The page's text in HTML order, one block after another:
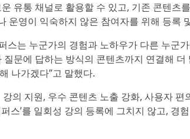
유통 채널로 활용할 수 있고, 기존 콘텐츠
운영이 익숙하지 않은 참여자를 위해 등록
스는 누군가의 경험과 노하우가 다른 누군
질문에 답하는 방식의 콘텐츠까지 연결해
나가겠다”고 말했다.
강의 지원, 우수 콘텐츠 노출 강화, 사용자
스’를 일회성 강의 등록에 그치지 않고, 경